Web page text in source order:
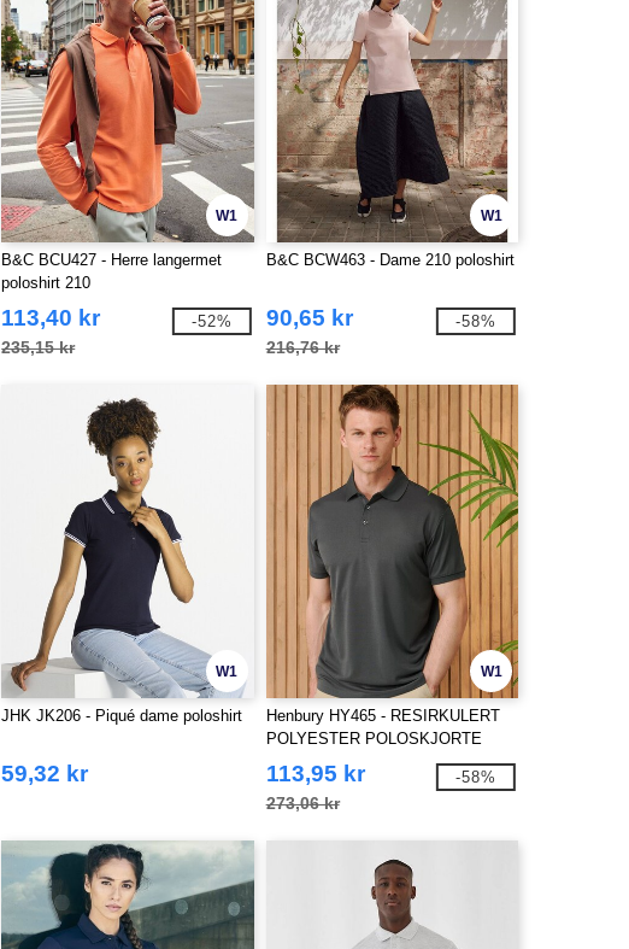
W1
B&C BCU427 - Herre langermet
poloshirt 210
113,40 kr
235,15 kr
-52%
W1
B&C BCW463 - Dame 210 poloshirt
90,65 kr
216,76 kr
-58%
W1
JHK JK206 - Piqué dame poloshirt
59,32 kr
W1
Henbury HY465 - RESIRKULERT
POLYESTER POLOSKJORTE
113,95 kr
273,06 kr
-58%